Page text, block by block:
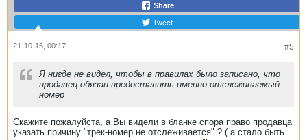
Share
Tweet
#5
21-10-15, 00:17
Я нигде не видел, чтобы в правилах было записано, что
продавец обязан предоставить именно отслеживаемый
номер
Скажите пожалуйста, а Вы видели в бланке спора право продавца
указать причину "трек-номер не отслеживается" ? ( а стало быть